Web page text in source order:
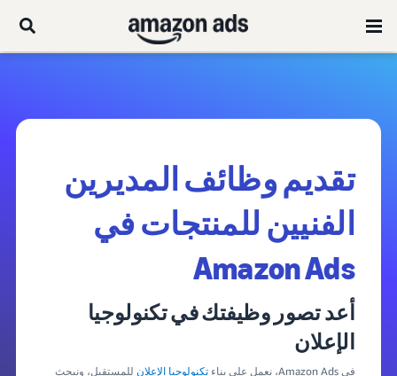
تقديم وظائف المديرين
الفنيين للمنتجات في
Amazon Ads
أعد تصور وظيفتك في تكنولوجيا
الإعلان
في Amazon Ads، نعمل على بناء تكنولوجيا الإعلان للمستقبل، ونبحث